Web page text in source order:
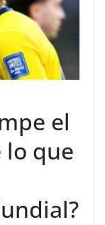
el
lo que